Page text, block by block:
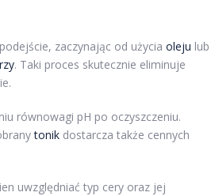
zaczynając od użycia oleju lub
. Taki proces skutecznie eliminuje
równowagi pH po oczyszczeniu.
tonik dostarcza także cennych
uwzględniać typ cery oraz jej